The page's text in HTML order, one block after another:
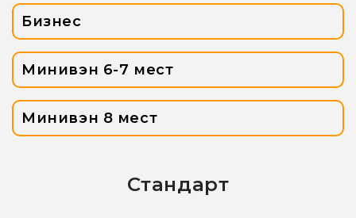
Бизнес
Минивэн 6-7 мест
Минивэн 8 мест
Стандарт